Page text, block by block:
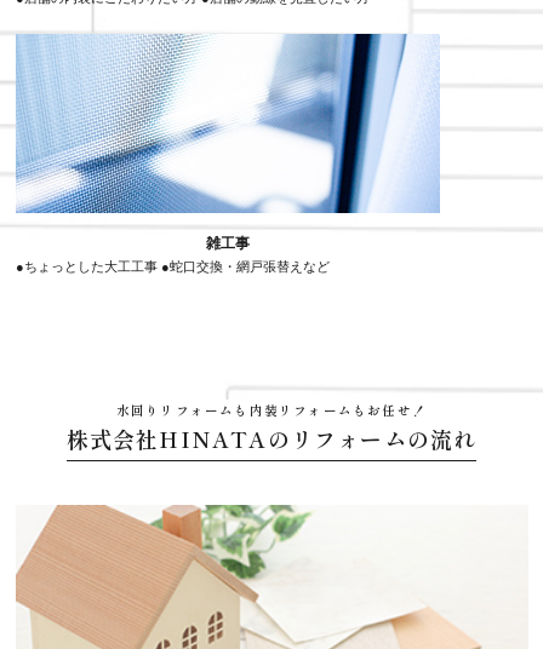
雑工事
●ちょっとした大工工事 ●蛇口交換・網戸張替えなど
水回りリフォームも内装リフォームもお任せ！
株式会社HINATAのリフォームの流れ